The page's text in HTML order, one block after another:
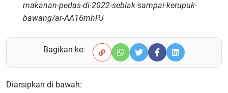
makanan-pedas-di-2022-seblak-sampai-kerupuk-
bawang/ar-AA16mhPJ
Bagikan ke:
Diarsipkan di bawah: